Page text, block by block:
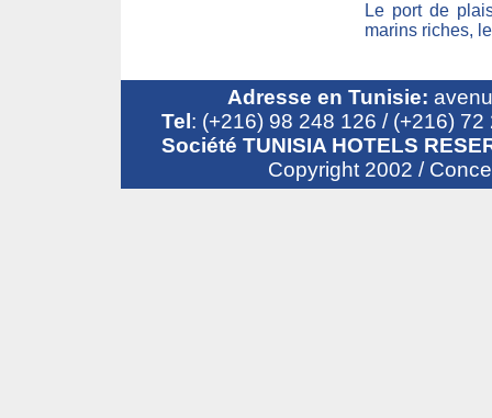
Le port de
marins riches,
Adresse en Tunisie:
Tel : (+216) 98 248 126 / (+216)
Société TUNISIA HOTELS
Copyright 2002 /